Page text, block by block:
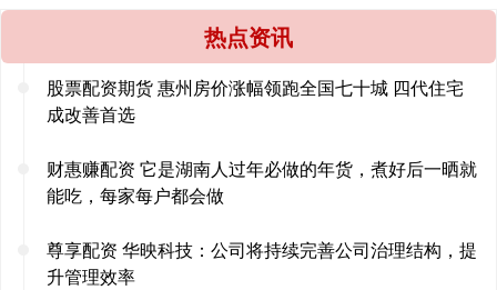
热点资讯
股票配资期货 惠州房价涨幅领跑全国七十城 四代住宅
成改善首选
财惠赚配资 它是湖南人过年必做的年货，煮好后一晒就
能吃，每家每户都会做
尊享配资 华映科技：公司将持续完善公司治理结构，提
升管理效率